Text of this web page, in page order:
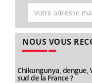
NOUS VOUS
Chikungunya, dengue,
sud de la France ?